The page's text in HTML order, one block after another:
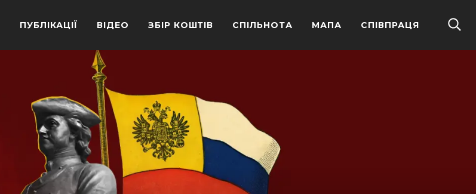
ПУБЛІКАЦІЇ ВІДЕО ЗБІР КОШТІВ СПІЛЬНОТА МАПА СПІВПРАЦЯ